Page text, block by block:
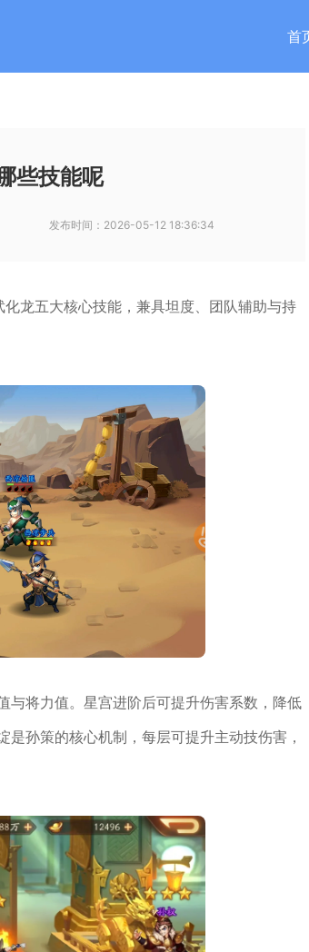
首
些技能呢
发布时间： 2026-05-12 18:36:34
龙五大核心技能，兼具坦度、团队辅助与持
与将力值。星宫进阶后可提升伤害系数，降低
孙策的核心机制，每层可提升主动技伤害，